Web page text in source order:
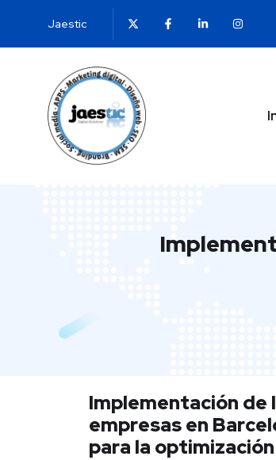
Jaestic
Implementación
empresas en
para la